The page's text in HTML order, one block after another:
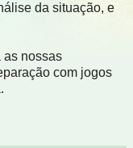
da situação, e
as nossas
com jogos